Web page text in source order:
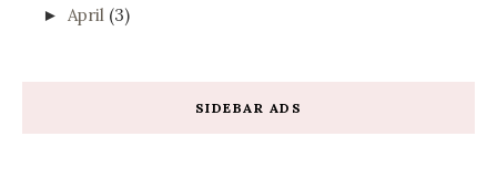
► April (3)
SIDEBAR ADS